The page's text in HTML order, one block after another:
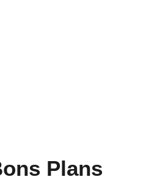
Plans